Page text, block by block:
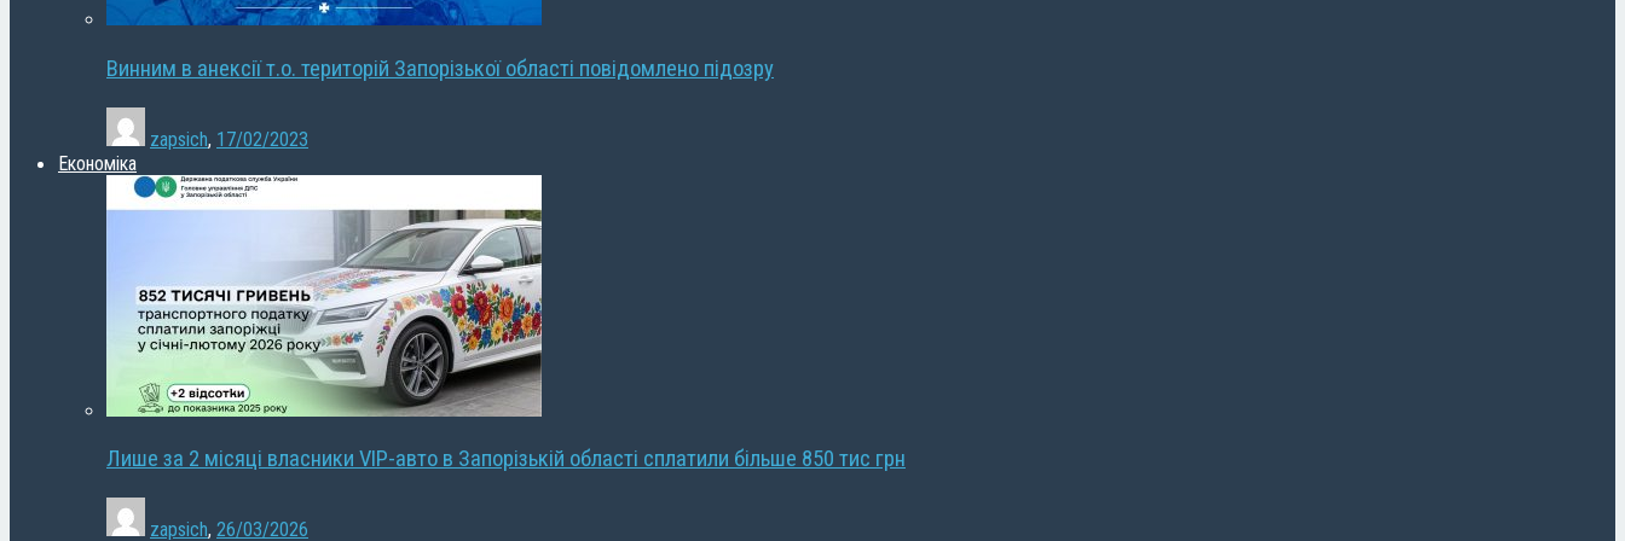
Винним в анексії т.о. територій Запорізької області повідомлено підозру
zapsich, 17/02/2023
Економіка
Лише за 2 місяці власники VIP-авто в Запорізькій області сплатили більше 850 тис грн
zapsich, 26/03/2026